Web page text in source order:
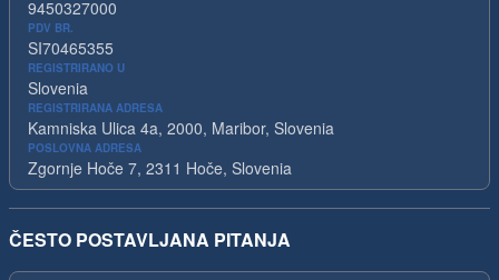
9450327000
PDV BR.
SI70465355
REGISTRIRANO U
Slovenia
REGISTRIRANA ADRESA
Kamniska Ulica 4a, 2000, Maribor, Slovenia
POSLOVNA ADRESA
Zgornje Hoče 7, 2311 Hoče, Slovenia
ČESTO POSTAVLJANA PITANJA